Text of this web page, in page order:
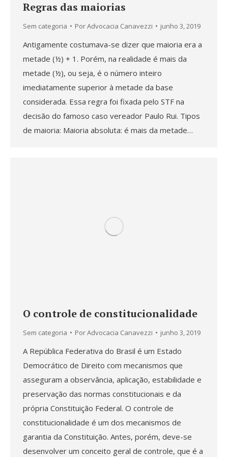
Regras das maiorias
Sem categoria PorAdvocacia Canavezzi junho 3, 2019
Antigamente costumava-se dizer que maioria era a
metade (½) + 1. Porém, na realidade é mais da
metade (½), ou seja, é o número inteiro
imediatamente superior à metade da base
considerada. Essa regra foi fixada pelo STF na
decisão do famoso caso vereador Paulo Rui. Tipos
de maioria: Maioria absoluta: é mais da metade…
O controle de constitucionalidade
Sem categoria PorAdvocacia Canavezzi junho 3, 2019
A República Federativa do Brasil é um Estado
Democrático de Direito com mecanismos que
asseguram a observância, aplicação, estabilidade e
preservação das normas constitucionais e da
própria Constituição Federal. O controle de
constitucionalidade é um dos mecanismos de
garantia da Constituição. Antes, porém, deve-se
desenvolver um conceito geral de controle, que é a